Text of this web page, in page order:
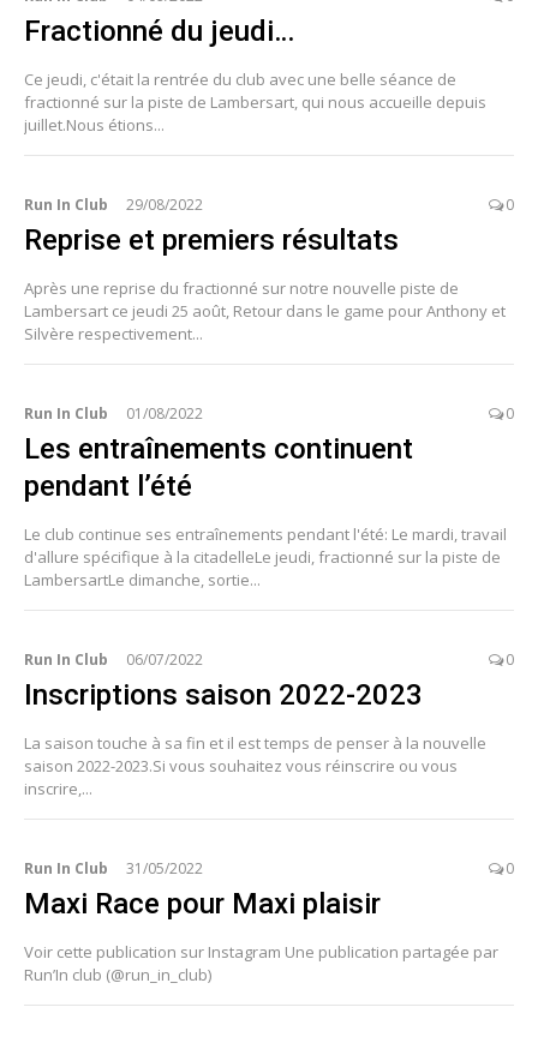
Fractionné du jeudi…
Ce jeudi, c'était la rentrée du club avec une belle séance de
fractionné sur la piste de Lambersart, qui nous accueille depuis
juillet.Nous étions...
Run In Club 29/08/2022 0
Reprise et premiers résultats
Après une reprise du fractionné sur notre nouvelle piste de
Lambersart ce jeudi 25 août, Retour dans le game pour Anthony et
Silvère respectivement...
Run In Club 01/08/2022 0
Les entraînements continuent
pendant l’été
Le club continue ses entraînements pendant l'été: Le mardi, travail
d'allure spécifique à la citadelleLe jeudi, fractionné sur la piste de
LambersartLe dimanche, sortie...
Run In Club 06/07/2022 0
Inscriptions saison 2022-2023
La saison touche à sa fin et il est temps de penser à la nouvelle
saison 2022-2023.Si vous souhaitez vous réinscrire ou vous
inscrire,...
Run In Club 31/05/2022 0
Maxi Race pour Maxi plaisir
Voir cette publication sur Instagram Une publication partagée par
Run’In club (@run_in_club)